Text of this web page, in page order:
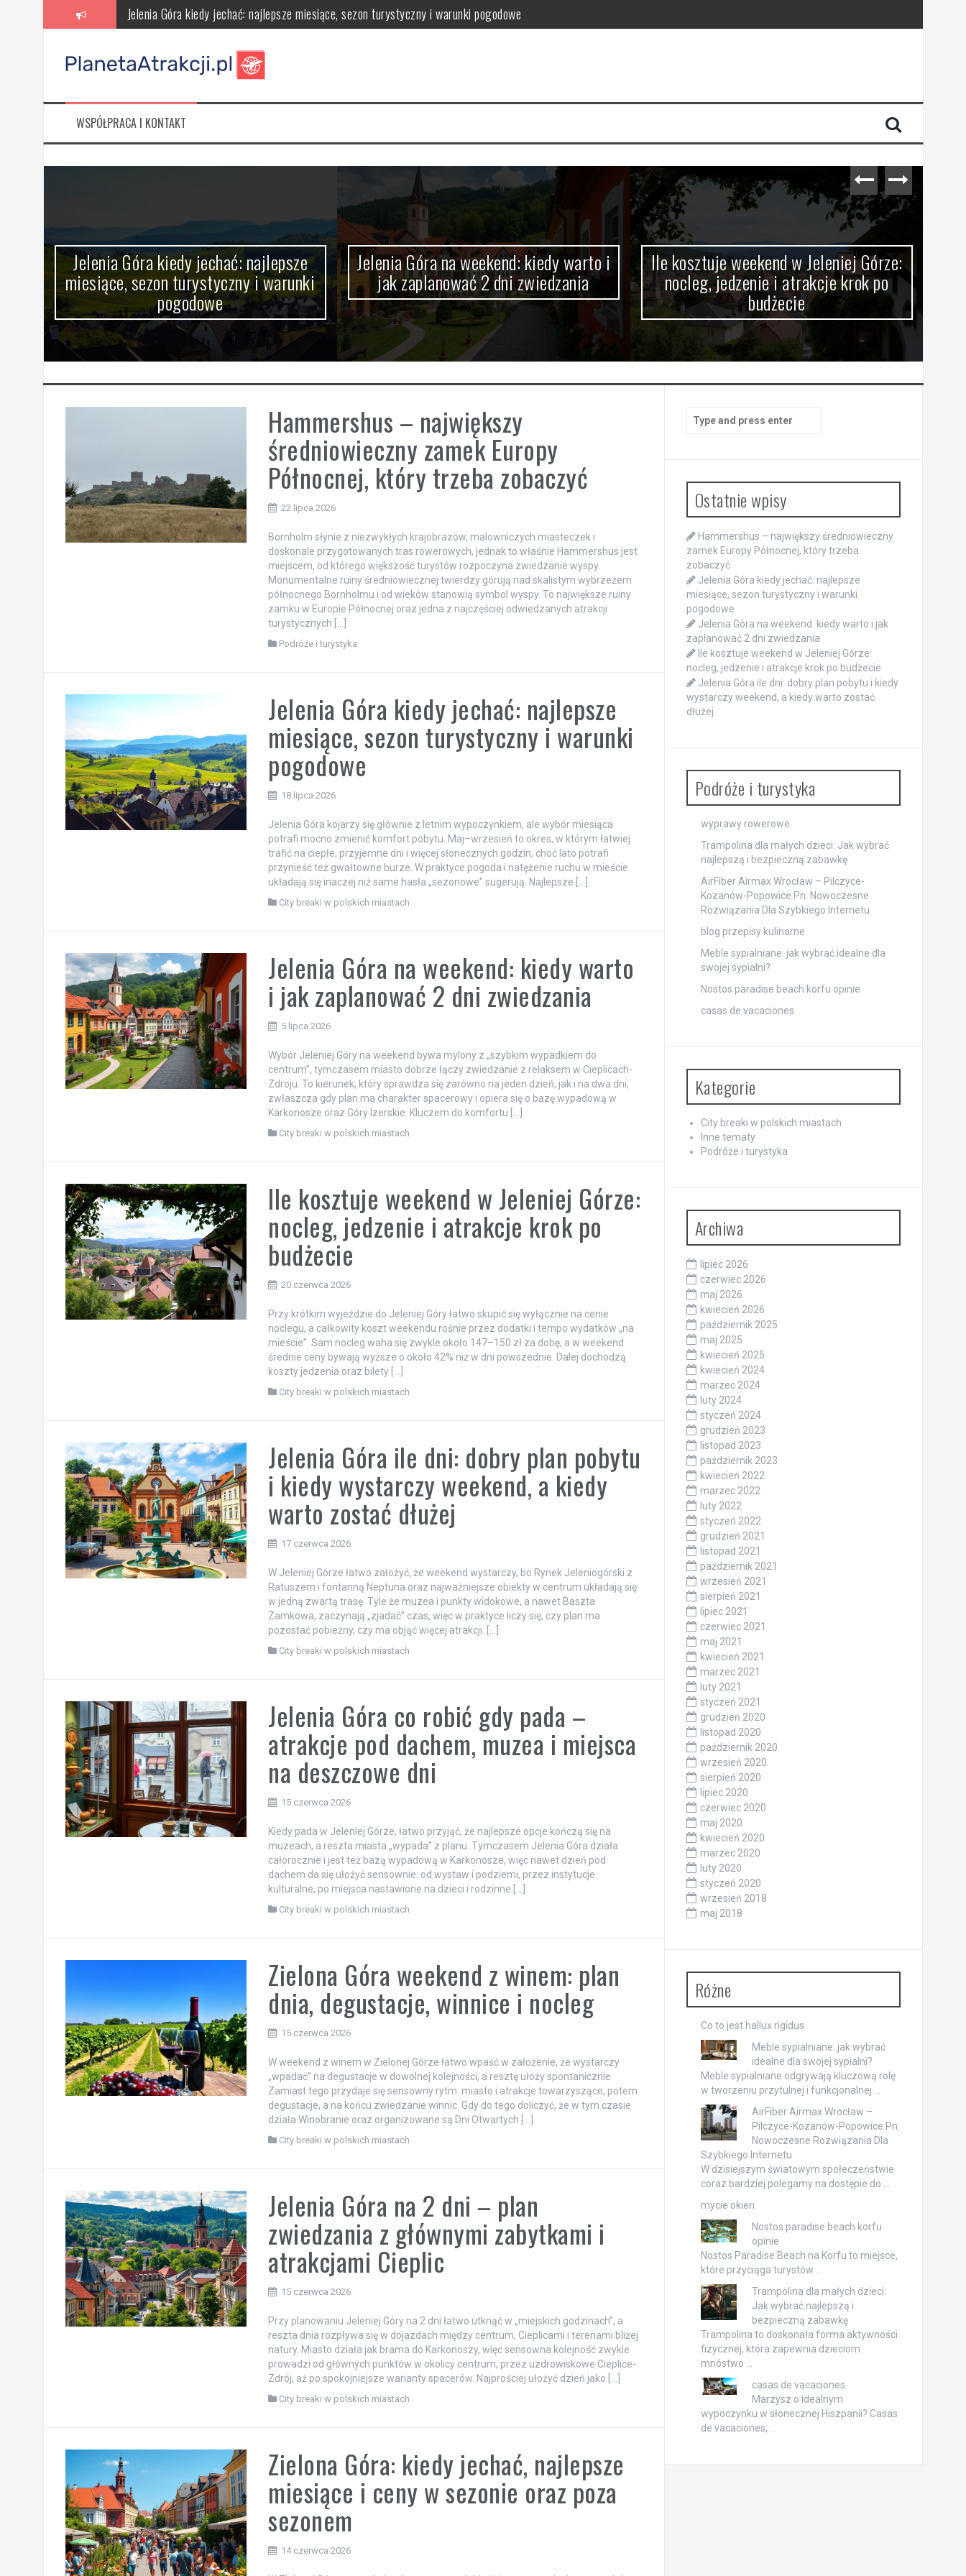
Jelenia Góra na weekend: kiedy warto i jak zaplanować 2 dni zwiedzania
Ile kosztuje weekend w Jeleniej Górze: nocleg, jedzenie i atrakcje krok po budżecie
Jelenia Góra ile dni: dobry plan pobytu i kiedy wystarczy weekend, a kiedy warto zostać dłużej
Jelenia Góra co robić gdy pada – atrakcje pod dachem, muzea i miejsca na deszczowe dni
WSPÓŁPRACA I KONTAKT
Jelenia Góra kiedy jechać: najlepsze
miesiące, sezon turystyczny i warunki
pogodowe
Jelenia Góra na weekend: kiedy warto i
jak zaplanować 2 dni zwiedzania
Ile kosztuje weekend w Jeleniej Górze:
nocleg, jedzenie i atrakcje krok po
budżecie
Hammershus – największy
średniowieczny zamek Europy
Północnej, który trzeba zobaczyć
22 lipca 2026
Bornholm słynie z niezwykłych krajobrazów, malowniczych miasteczek i
doskonale przygotowanych tras rowerowych, jednak to właśnie Hammershus jest
miejscem, od którego większość turystów rozpoczyna zwiedzanie wyspy.
Monumentalne ruiny średniowiecznej twierdzy górują nad skalistym wybrzeżem
północnego Bornholmu i od wieków stanowią symbol wyspy. To największe ruiny
zamku w Europie Północnej oraz jedna z najczęściej odwiedzanych atrakcji
turystycznych […]
Podróże i turystyka
Jelenia Góra kiedy jechać: najlepsze
miesiące, sezon turystyczny i warunki
pogodowe
18 lipca 2026
Jelenia Góra kojarzy się głównie z letnim wypoczynkiem, ale wybór miesiąca
potrafi mocno zmienić komfort pobytu. Maj–wrzesień to okres, w którym łatwiej
trafić na ciepłe, przyjemne dni i więcej słonecznych godzin, choć lato potrafi
przynieść też gwałtowne burze. W praktyce pogoda i natężenie ruchu w mieście
układają się inaczej niż same hasła „sezonowe” sugerują. Najlepsze […]
City breaki w polskich miastach
Jelenia Góra na weekend: kiedy warto
i jak zaplanować 2 dni zwiedzania
5 lipca 2026
Wybór Jeleniej Góry na weekend bywa mylony z „szybkim wypadkiem do
centrum”, tymczasem miasto dobrze łączy zwiedzanie z relaksem w Cieplicach-
Zdroju. To kierunek, który sprawdza się zarówno na jeden dzień, jak i na dwa dni,
zwłaszcza gdy plan ma charakter spacerowy i opiera się o bazę wypadową w
Karkonosze oraz Góry Izerskie. Kluczem do komfortu […]
City breaki w polskich miastach
Ile kosztuje weekend w Jeleniej Górze:
nocleg, jedzenie i atrakcje krok po
budżecie
20 czerwca 2026
Przy krótkim wyjeździe do Jeleniej Góry łatwo skupić się wyłącznie na cenie
noclegu, a całkowity koszt weekendu rośnie przez dodatki i tempo wydatków „na
mieście”. Sam nocleg waha się zwykle około 147–150 zł za dobę, a w weekend
średnie ceny bywają wyższe o około 42% niż w dni powszednie. Dalej dochodzą
koszty jedzenia oraz bilety […]
City breaki w polskich miastach
Jelenia Góra ile dni: dobry plan pobytu
i kiedy wystarczy weekend, a kiedy
warto zostać dłużej
17 czerwca 2026
W Jeleniej Górze łatwo założyć, że weekend wystarczy, bo Rynek Jeleniogórski z
Ratuszem i fontanną Neptuna oraz najważniejsze obiekty w centrum układają się
w jedną zwartą trasę. Tyle że muzea i punkty widokowe, a nawet Baszta
Zamkowa, zaczynają „zjadać” czas, więc w praktyce liczy się, czy plan ma
pozostać pobieżny, czy ma objąć więcej atrakcji. […]
City breaki w polskich miastach
Jelenia Góra co robić gdy pada –
atrakcje pod dachem, muzea i miejsca
na deszczowe dni
15 czerwca 2026
Kiedy pada w Jeleniej Górze, łatwo przyjąć, że najlepsze opcje kończą się na
muzeach, a reszta miasta „wypada” z planu. Tymczasem Jelenia Góra działa
całorocznie i jest też bazą wypadową w Karkonosze, więc nawet dzień pod
dachem da się ułożyć sensownie: od wystaw i podziemi, przez instytucje
kulturalne, po miejsca nastawione na dzieci i rodzinne […]
City breaki w polskich miastach
Zielona Góra weekend z winem: plan
dnia, degustacje, winnice i nocleg
15 czerwca 2026
W weekend z winem w Zielonej Górze łatwo wpaść w założenie, że wystarczy
„wpadać” na degustacje w dowolnej kolejności, a resztę ułoży spontanicznie.
Zamiast tego przydaje się sensowny rytm: miasto i atrakcje towarzyszące, potem
degustacje, a na końcu zwiedzanie winnic. Gdy do tego doliczyć, że w tym czasie
działa Winobranie oraz organizowane są Dni Otwartych […]
City breaki w polskich miastach
Jelenia Góra na 2 dni – plan
zwiedzania z głównymi zabytkami i
atrakcjami Cieplic
15 czerwca 2026
Przy planowaniu Jeleniej Góry na 2 dni łatwo utknąć w „miejskich godzinach”, a
reszta dnia rozpływa się w dojazdach między centrum, Cieplicami i terenami bliżej
natury. Miasto działa jak brama do Karkonoszy, więc sensowna kolejność zwykle
prowadzi od głównych punktów w okolicy centrum, przez uzdrowiskowe Cieplice-
Zdrój, aż po spokojniejsze warianty spacerów. Najprościej ułożyć dzień jako […]
City breaki w polskich miastach
Zielona Góra: kiedy jechać, najlepsze
miesiące i ceny w sezonie oraz poza
sezonem
14 czerwca 2026
for:
Ostatnie wpisy
Hammershus – największy średniowieczny
zamek Europy Północnej, który trzeba
zobaczyć
Jelenia Góra kiedy jechać: najlepsze
miesiące, sezon turystyczny i warunki
pogodowe
Jelenia Góra na weekend: kiedy warto i jak
zaplanować 2 dni zwiedzania
Ile kosztuje weekend w Jeleniej Górze:
nocleg, jedzenie i atrakcje krok po budżecie
Jelenia Góra ile dni: dobry plan pobytu i kiedy
wystarczy weekend, a kiedy warto zostać
dłużej
Podróże i turystyka
wyprawy rowerowe
Trampolina dla małych dzieci: Jak wybrać
najlepszą i bezpieczną zabawkę
AirFiber Airmax Wrocław – Pilczyce-
Kozanów-Popowice Pn: Nowoczesne
Rozwiązania Dla Szybkiego Internetu
blog przepisy kulinarne
Meble sypialniane: jak wybrać idealne dla
swojej sypialni?
Nostos paradise beach korfu opinie
casas de vacaciones
Kategorie
City breaki w polskich miastach
Inne tematy
Podróże i turystyka
Archiwa
lipiec 2026
czerwiec 2026
maj 2026
kwiecień 2026
październik 2025
maj 2025
kwiecień 2025
kwiecień 2024
marzec 2024
luty 2024
styczeń 2024
grudzień 2023
listopad 2023
październik 2023
kwiecień 2022
marzec 2022
luty 2022
styczeń 2022
grudzień 2021
listopad 2021
październik 2021
wrzesień 2021
sierpień 2021
lipiec 2021
czerwiec 2021
maj 2021
kwiecień 2021
marzec 2021
luty 2021
styczeń 2021
grudzień 2020
listopad 2020
październik 2020
wrzesień 2020
sierpień 2020
lipiec 2020
czerwiec 2020
maj 2020
kwiecień 2020
marzec 2020
luty 2020
styczeń 2020
wrzesień 2018
maj 2018
Różne
Co to jest hallux rigidus
Meble sypialniane: jak wybrać
idealne dla swojej sypialni?
Meble sypialniane odgrywają kluczową rolę
w tworzeniu przytulnej i funkcjonalnej …
AirFiber Airmax Wrocław –
Pilczyce-Kozanów-Popowice Pn:
Nowoczesne Rozwiązania Dla
Szybkiego Internetu
W dzisiejszym światowym społeczeństwie
coraz bardziej polegamy na dostępie do …
mycie okien
Nostos paradise beach korfu
opinie
Nostos Paradise Beach na Korfu to miejsce,
które przyciąga turystów …
Trampolina dla małych dzieci:
Jak wybrać najlepszą i
bezpieczną zabawkę
Trampolina to doskonała forma aktywności
fizycznej, która zapewnia dzieciom
mnóstwo …
casas de vacaciones
Marzysz o idealnym
wypoczynku w słonecznej Hiszpanii? Casas
de vacaciones, …